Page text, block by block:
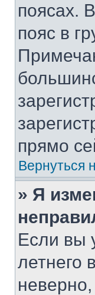
поясах.
пояс в
прямо
Вернуться
» Я
Если вы
летнего